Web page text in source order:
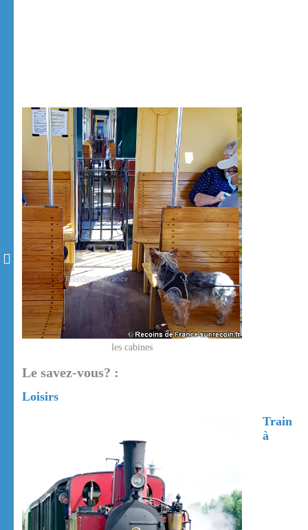
les cabines
Le savez-vous? :
Loisirs
Train
à